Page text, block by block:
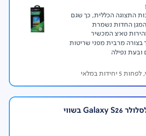
• 3 מצלמות עם 50MP ראשית, 12MP רחבה במיוחד, 10MP
עם הפחתת רעשים ובהירות גבוהה
התצוגה הכללית, כך שגם
החדות נשמרת
טא'צ המכשיר
בצורה מרבית מפני שריטות
ובעת נפילה
במלאי
כיסוי שקוף לסלולר Galaxy S26 בשווי